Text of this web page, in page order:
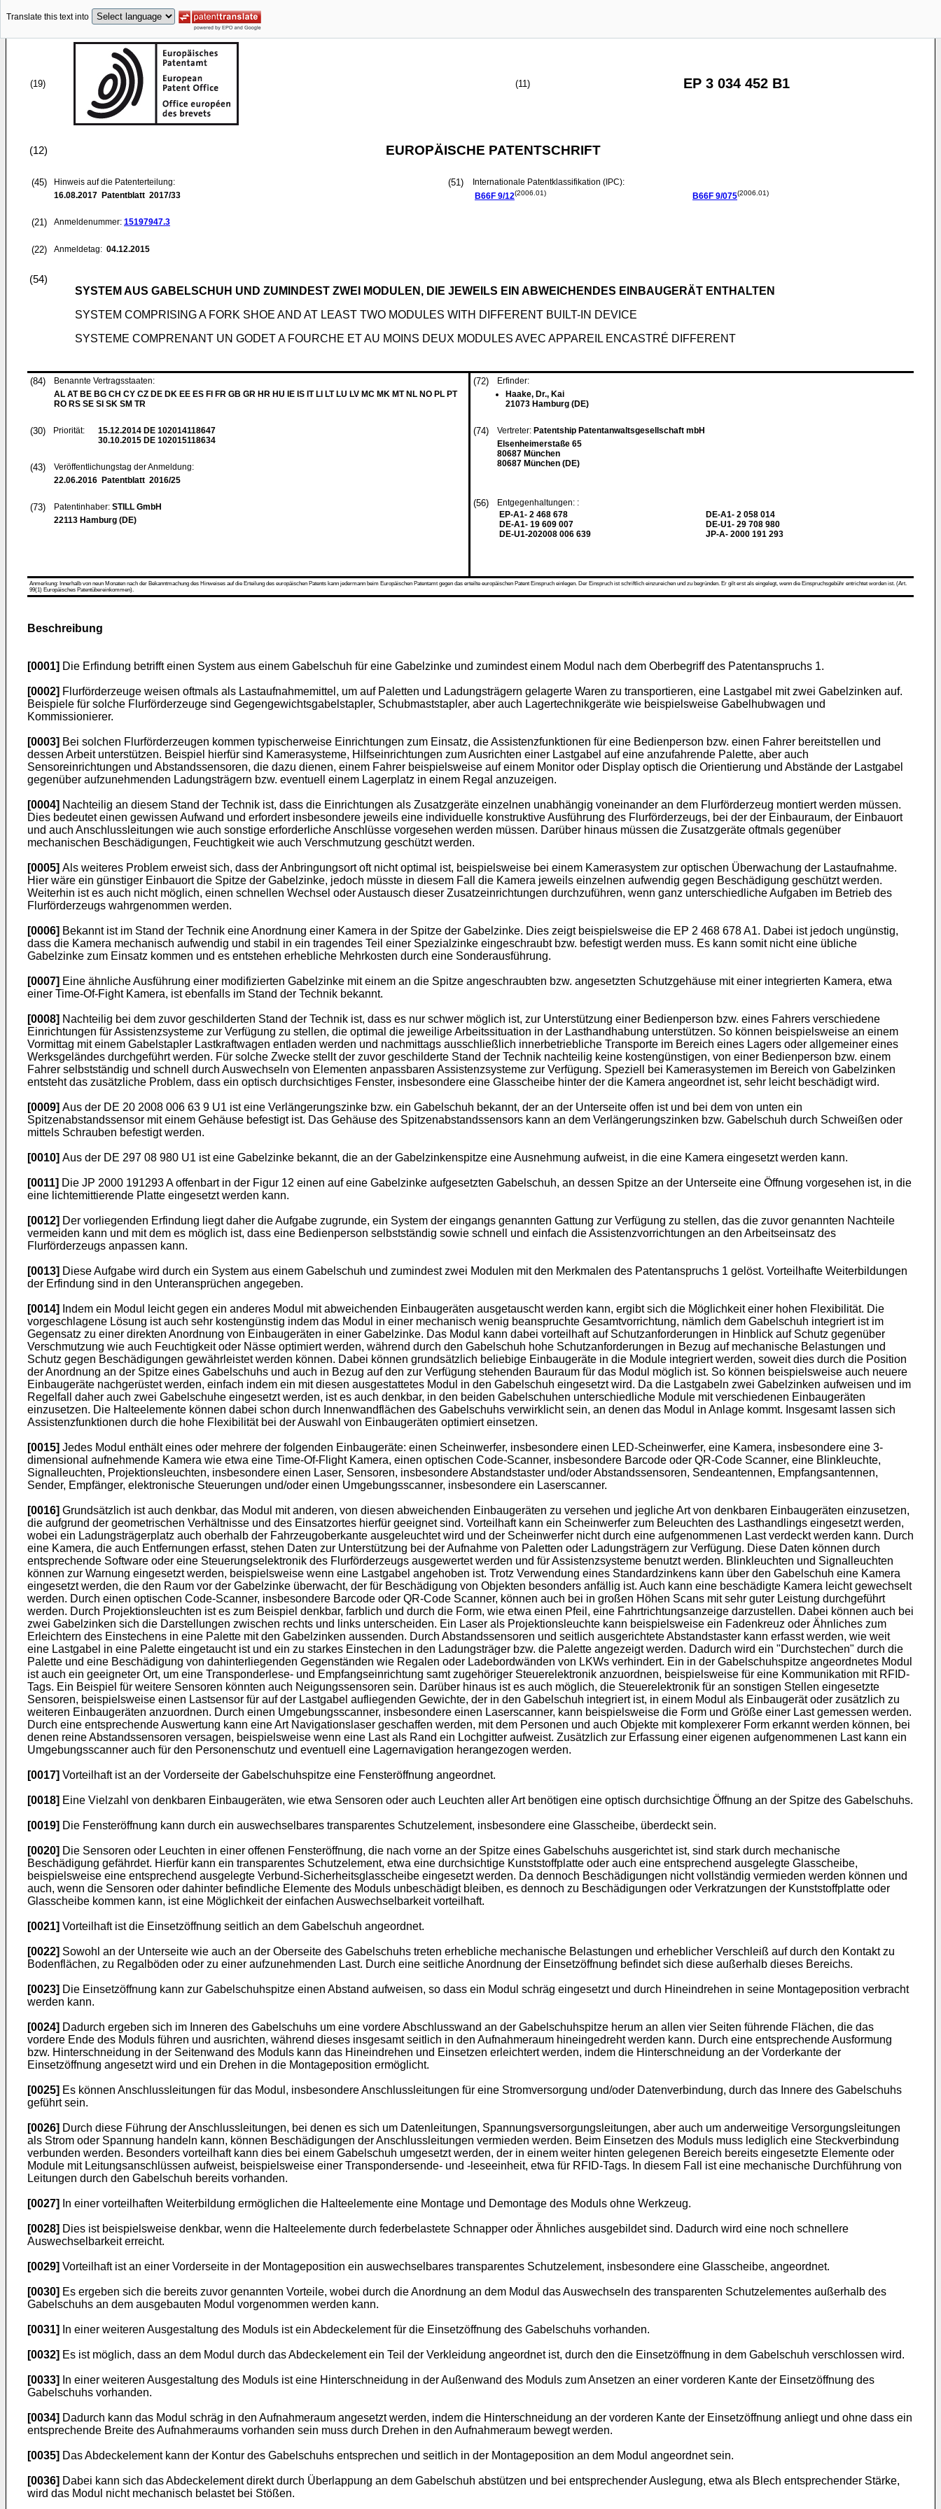
Translate this text into
(19) (11) EP 3 034 452 B1
(12) EUROPÄISCHE PATENTSCHRIFT
(45)
Hinweis auf die Patenterteilung:
16.08.2017 Patentblatt 2017/33
(21) Anmeldenummer: 15197947.3
(22) Anmeldetag: 04.12.2015
(51)
Internationale Patentklassifikation (IPC):
B66F 9/12(2006.01) B66F 9/075(2006.01)
(54)
SYSTEM AUS GABELSCHUH UND ZUMINDEST ZWEI MODULEN, DIE JEWEILS EIN ABWEICHENDES EINBAUGERÄT ENTHALTEN
SYSTEM COMPRISING A FORK SHOE AND AT LEAST TWO MODULES WITH DIFFERENT BUILT-IN DEVICE
SYSTEME COMPRENANT UN GODET A FOURCHE ET AU MOINS DEUX MODULES AVEC APPAREIL ENCASTRÉ DIFFERENT
(84)
Benannte Vertragsstaaten:
AL AT BE BG CH CY CZ DE DK EE ES FI FR GB GR HR HU IE IS IT LI LT LU LV MC MK MT NL NO PL PT
RO RS SE SI SK SM TR
(30) Priorität: 15.12.2014 DE 102014118647
30.10.2015 DE 102015118634
(43)
Veröffentlichungstag der Anmeldung:
22.06.2016 Patentblatt 2016/25
(73) Patentinhaber: STILL GmbH
22113 Hamburg (DE)
(72)
Erfinder:
Haake, Dr., Kai
21073 Hamburg (DE)
(74) Vertreter: Patentship Patentanwaltsgesellschaft mbH
Elsenheimerstaße 65
80687 München
80687 München (DE)
(56)
Entgegenhaltungen: :
EP-A1- 2 468 678
DE-A1- 19 609 007
DE-U1-202008 006 639
DE-A1- 2 058 014
DE-U1- 29 708 980
JP-A- 2000 191 293
Anmerkung: Innerhalb von neun Monaten nach der Bekanntmachung des Hinweises auf die Erteilung des europäischen Patents kann jedermann beim Europäischen Patentamt gegen das erteilte europäischen Patent Einspruch einlegen. Der Einspruch ist schriftlich einzureichen und zu begründen. Er gilt erst als eingelegt, wenn die Einspruchsgebühr entrichtet worden ist. (Art.
99(1) Europäisches Patentübereinkommen).
Beschreibung
[0001] Die Erfindung betrifft einen System aus einem Gabelschuh für eine Gabelzinke und zumindest einem Modul nach dem Oberbegriff des Patentanspruchs 1.
[0002] Flurförderzeuge weisen oftmals als Lastaufnahmemittel, um auf Paletten und Ladungsträgern gelagerte Waren zu transportieren, eine Lastgabel mit zwei Gabelzinken auf.
Beispiele für solche Flurförderzeuge sind Gegengewichtsgabelstapler, Schubmaststapler, aber auch Lagertechnikgeräte wie beispielsweise Gabelhubwagen und
Kommissionierer.
[0003] Bei solchen Flurförderzeugen kommen typischerweise Einrichtungen zum Einsatz, die Assistenzfunktionen für eine Bedienperson bzw. einen Fahrer bereitstellen und
dessen Arbeit unterstützen. Beispiel hierfür sind Kamerasysteme, Hilfseinrichtungen zum Ausrichten einer Lastgabel auf eine anzufahrende Palette, aber auch
Sensoreinrichtungen und Abstandssensoren, die dazu dienen, einem Fahrer beispielsweise auf einem Monitor oder Display optisch die Orientierung und Abstände der Lastgabel
gegenüber aufzunehmenden Ladungsträgern bzw. eventuell einem Lagerplatz in einem Regal anzuzeigen.
[0004] Nachteilig an diesem Stand der Technik ist, dass die Einrichtungen als Zusatzgeräte einzelnen unabhängig voneinander an dem Flurförderzeug montiert werden müssen.
Dies bedeutet einen gewissen Aufwand und erfordert insbesondere jeweils eine individuelle konstruktive Ausführung des Flurförderzeugs, bei der der Einbauraum, der Einbauort
und auch Anschlussleitungen wie auch sonstige erforderliche Anschlüsse vorgesehen werden müssen. Darüber hinaus müssen die Zusatzgeräte oftmals gegenüber
mechanischen Beschädigungen, Feuchtigkeit wie auch Verschmutzung geschützt werden.
[0005] Als weiteres Problem erweist sich, dass der Anbringungsort oft nicht optimal ist, beispielsweise bei einem Kamerasystem zur optischen Überwachung der Lastaufnahme.
Hier wäre ein günstiger Einbauort die Spitze der Gabelzinke, jedoch müsste in diesem Fall die Kamera jeweils einzelnen aufwendig gegen Beschädigung geschützt werden.
Weiterhin ist es auch nicht möglich, einen schnellen Wechsel oder Austausch dieser Zusatzeinrichtungen durchzuführen, wenn ganz unterschiedliche Aufgaben im Betrieb des
Flurförderzeugs wahrgenommen werden.
[0006] Bekannt ist im Stand der Technik eine Anordnung einer Kamera in der Spitze der Gabelzinke. Dies zeigt beispielsweise die EP 2 468 678 A1. Dabei ist jedoch ungünstig,
dass die Kamera mechanisch aufwendig und stabil in ein tragendes Teil einer Spezialzinke eingeschraubt bzw. befestigt werden muss. Es kann somit nicht eine übliche
Gabelzinke zum Einsatz kommen und es entstehen erhebliche Mehrkosten durch eine Sonderausführung.
[0007] Eine ähnliche Ausführung einer modifizierten Gabelzinke mit einem an die Spitze angeschraubten bzw. angesetzten Schutzgehäuse mit einer integrierten Kamera, etwa
einer Time-Of-Fight Kamera, ist ebenfalls im Stand der Technik bekannt.
[0008] Nachteilig bei dem zuvor geschilderten Stand der Technik ist, dass es nur schwer möglich ist, zur Unterstützung einer Bedienperson bzw. eines Fahrers verschiedene
Einrichtungen für Assistenzsysteme zur Verfügung zu stellen, die optimal die jeweilige Arbeitssituation in der Lasthandhabung unterstützen. So können beispielsweise an einem
Vormittag mit einem Gabelstapler Lastkraftwagen entladen werden und nachmittags ausschließlich innerbetriebliche Transporte im Bereich eines Lagers oder allgemeiner eines
Werksgeländes durchgeführt werden. Für solche Zwecke stellt der zuvor geschilderte Stand der Technik nachteilig keine kostengünstigen, von einer Bedienperson bzw. einem
Fahrer selbstständig und schnell durch Auswechseln von Elementen anpassbaren Assistenzsysteme zur Verfügung. Speziell bei Kamerasystemen im Bereich von Gabelzinken
entsteht das zusätzliche Problem, dass ein optisch durchsichtiges Fenster, insbesondere eine Glasscheibe hinter der die Kamera angeordnet ist, sehr leicht beschädigt wird.
[0009] Aus der DE 20 2008 006 63 9 U1 ist eine Verlängerungszinke bzw. ein Gabelschuh bekannt, der an der Unterseite offen ist und bei dem von unten ein
Spitzenabstandssensor mit einem Gehäuse befestigt ist. Das Gehäuse des Spitzenabstandssensors kann an dem Verlängerungszinken bzw. Gabelschuh durch Schweißen oder
mittels Schrauben befestigt werden.
[0010] Aus der DE 297 08 980 U1 ist eine Gabelzinke bekannt, die an der Gabelzinkenspitze eine Ausnehmung aufweist, in die eine Kamera eingesetzt werden kann.
[0011] Die JP 2000 191293 Aoffenbart in der Figur 12 einen auf eine Gabelzinke aufgesetzten Gabelschuh, an dessen Spitze an der Unterseite eine Öffnung vorgesehen ist, in die
eine lichtemittierende Platte eingesetzt werden kann.
[0012] Der vorliegenden Erfindung liegt daher die Aufgabe zugrunde, ein System der eingangs genannten Gattung zur Verfügung zu stellen, das die zuvor genannten Nachteile
vermeiden kann und mit dem es möglich ist, dass eine Bedienperson selbstständig sowie schnell und einfach die Assistenzvorrichtungen an den Arbeitseinsatz des
Flurförderzeugs anpassen kann.
[0013] Diese Aufgabe wird durch ein System aus einem Gabelschuh und zumindest zwei Modulen mit den Merkmalen des Patentanspruchs 1 gelöst. Vorteilhafte Weiterbildungen
der Erfindung sind in den Unteransprüchen angegeben.
[0014]
Indem ein Modul leicht gegen ein anderes Modul mit abweichenden Einbaugeräten ausgetauscht werden kann, ergibt sich die Möglichkeit einer hohen Flexibilität. Die
vorgeschlagene Lösung ist auch sehr kostengünstig indem das Modul in einer mechanisch wenig beanspruchte Gesamtvorrichtung, nämlich dem Gabelschuh integriert ist im
Gegensatz zu einer direkten Anordnung von Einbaugeräten in einer Gabelzinke. Das Modul kann dabei vorteilhaft auf Schutzanforderungen in Hinblick auf Schutz gegenüber
Verschmutzung wie auch Feuchtigkeit oder Nässe optimiert werden, während durch den Gabelschuh hohe Schutzanforderungen in Bezug auf mechanische Belastungen und
Schutz gegen Beschädigungen gewährleistet werden können. Dabei können grundsätzlich beliebige Einbaugeräte in die Module integriert werden, soweit dies durch die Position
der Anordnung an der Spitze eines Gabelschuhs und auch in Bezug auf den zur Verfügung stehenden Bauraum für das Modul möglich ist. So können beispielsweise auch neuere
Einbaugeräte nachgerüstet werden, einfach indem ein mit diesen ausgestattetes Modul in den Gabelschuh eingesetzt wird. Da die Lastgabeln zwei Gabelzinken aufweisen und im
Regelfall daher auch zwei Gabelschuhe eingesetzt werden, ist es auch denkbar, in den beiden Gabelschuhen unterschiedliche Module mit verschiedenen Einbaugeräten
einzusetzen. Die Halteelemente können dabei schon durch Innenwandflächen des Gabelschuhs verwirklicht sein, an denen das Modul in Anlage kommt. Insgesamt lassen sich
Assistenzfunktionen durch die hohe Flexibilität bei der Auswahl von Einbaugeräten optimiert einsetzen.
[0015] Jedes Modul enthält eines oder mehrere der folgenden Einbaugeräte: einen Scheinwerfer, insbesondere einen LED-Scheinwerfer, eine Kamera, insbesondere eine 3-
dimensional aufnehmende Kamera wie etwa eine Time-Of-Flight Kamera, einen optischen Code-Scanner, insbesondere Barcode oder QR-Code Scanner, eine Blinkleuchte,
Signalleuchten, Projektionsleuchten, insbesondere einen Laser, Sensoren, insbesondere Abstandstaster und/oder Abstandssensoren, Sendeantennen, Empfangsantennen,
Sender, Empfänger, elektronische Steuerungen und/oder einen Umgebungsscanner, insbesondere ein Laserscanner.
[0016] Grundsätzlich ist auch denkbar, das Modul mit anderen, von diesen abweichenden Einbaugeräten zu versehen und jegliche Art von denkbaren Einbaugeräten einzusetzen,
die aufgrund der geometrischen Verhältnisse und des Einsatzortes hierfür geeignet sind. Vorteilhaft kann ein Scheinwerfer zum Beleuchten des Lasthandlings eingesetzt werden,
wobei ein Ladungsträgerplatz auch oberhalb der Fahrzeugoberkante ausgeleuchtet wird und der Scheinwerfer nicht durch eine aufgenommenen Last verdeckt werden kann. Durch
eine Kamera, die auch Entfernungen erfasst, stehen Daten zur Unterstützung bei der Aufnahme von Paletten oder Ladungsträgern zur Verfügung. Diese Daten können durch
entsprechende Software oder eine Steuerungselektronik des Flurförderzeugs ausgewertet werden und für Assistenzsysteme benutzt werden. Blinkleuchten und Signalleuchten
können zur Warnung eingesetzt werden, beispielsweise wenn eine Lastgabel angehoben ist. Trotz Verwendung eines Standardzinkens kann über den Gabelschuh eine Kamera
eingesetzt werden, die den Raum vor der Gabelzinke überwacht, der für Beschädigung von Objekten besonders anfällig ist. Auch kann eine beschädigte Kamera leicht gewechselt
werden. Durch einen optischen Code-Scanner, insbesondere Barcode oder QR-Code Scanner, können auch bei in großen Höhen Scans mit sehr guter Leistung durchgeführt
werden. Durch Projektionsleuchten ist es zum Beispiel denkbar, farblich und durch die Form, wie etwa einen Pfeil, eine Fahrtrichtungsanzeige darzustellen. Dabei können auch bei
zwei Gabelzinken sich die Darstellungen zwischen rechts und links unterscheiden. Ein Laser als Projektionsleuchte kann beispielsweise ein Fadenkreuz oder Ähnliches zum
Erleichtern des Einstechens in eine Palette mit den Gabelzinken aussenden. Durch Abstandssensoren und seitlich ausgerichtete Abstandstaster kann erfasst werden, wie weit
eine Lastgabel in eine Palette eingetaucht ist und ein zu starkes Einstechen in den Ladungsträger bzw. die Palette angezeigt werden. Dadurch wird ein "Durchstechen" durch die
Palette und eine Beschädigung von dahinterliegenden Gegenständen wie Regalen oder Ladebordwänden von LKWs verhindert. Ein in der Gabelschuhspitze angeordnetes Modul
ist auch ein geeigneter Ort, um eine Transponderlese- und Empfangseinrichtung samt zugehöriger Steuerelektronik anzuordnen, beispielsweise für eine Kommunikation mit RFID-
Tags. Ein Beispiel für weitere Sensoren könnten auch Neigungssensoren sein. Darüber hinaus ist es auch möglich, die Steuerelektronik für an sonstigen Stellen eingesetzte
Sensoren, beispielsweise einen Lastsensor für auf der Lastgabel aufliegenden Gewichte, der in den Gabelschuh integriert ist, in einem Modul als Einbaugerät oder zusätzlich zu
weiteren Einbaugeräten anzuordnen. Durch einen Umgebungsscanner, insbesondere einen Laserscanner, kann beispielsweise die Form und Größe einer Last gemessen werden.
Durch eine entsprechende Auswertung kann eine Art Navigationslaser geschaffen werden, mit dem Personen und auch Objekte mit komplexerer Form erkannt werden können, bei
denen reine Abstandssensoren versagen, beispielsweise wenn eine Last als Rand ein Lochgitter aufweist. Zusätzlich zur Erfassung einer eigenen aufgenommenen Last kann ein
Umgebungsscanner auch für den Personenschutz und eventuell eine Lagernavigation herangezogen werden.
[0017] Vorteilhaft ist an der Vorderseite der Gabelschuhspitze eine Fensteröffnung angeordnet.
[0018] Eine Vielzahl von denkbaren Einbaugeräten, wie etwa Sensoren oder auch Leuchten aller Art benötigen eine optisch durchsichtige Öffnung an der Spitze des Gabelschuhs.
[0019] Die Fensteröffnung kann durch ein auswechselbares transparentes Schutzelement, insbesondere eine Glasscheibe, überdeckt sein.
[0020] Die Sensoren oder Leuchten in einer offenen Fensteröffnung, die nach vorne an der Spitze eines Gabelschuhs ausgerichtet ist, sind stark durch mechanische
Beschädigung gefährdet. Hierfür kann ein transparentes Schutzelement, etwa eine durchsichtige Kunststoffplatte oder auch eine entsprechend ausgelegte Glasscheibe,
beispielsweise eine entsprechend ausgelegte Verbund-Sicherheitsglasscheibe eingesetzt werden. Da dennoch Beschädigungen nicht vollständig vermieden werden können und
auch, wenn die Sensoren oder dahinter befindliche Elemente des Moduls unbeschädigt bleiben, es dennoch zu Beschädigungen oder Verkratzungen der Kunststoffplatte oder
Glasscheibe kommen kann, ist eine Möglichkeit der einfachen Auswechselbarkeit vorteilhaft.
[0021] Vorteilhaft ist die Einsetzöffnung seitlich an dem Gabelschuh angeordnet.
[0022] Sowohl an der Unterseite wie auch an der Oberseite des Gabelschuhs treten erhebliche mechanische Belastungen und erheblicher Verschleiß auf durch den Kontakt zu
Bodenflächen, zu Regalböden oder zu einer aufzunehmenden Last. Durch eine seitliche Anordnung der Einsetzöffnung befindet sich diese außerhalb dieses Bereichs.
[0023] Die Einsetzöffnung kann zur Gabelschuhspitze einen Abstand aufweisen, so dass ein Modul schräg eingesetzt und durch Hineindrehen in seine Montageposition verbracht
werden kann.
[0024] Dadurch ergeben sich im Inneren des Gabelschuhs um eine vordere Abschlusswand an der Gabelschuhspitze herum an allen vier Seiten führende Flächen, die das
vordere Ende des Moduls führen und ausrichten, während dieses insgesamt seitlich in den Aufnahmeraum hineingedreht werden kann. Durch eine entsprechende Ausformung
bzw. Hinterschneidung in der Seitenwand des Moduls kann das Hineindrehen und Einsetzen erleichtert werden, indem die Hinterschneidung an der Vorderkante der
Einsetzöffnung angesetzt wird und ein Drehen in die Montageposition ermöglicht.
[0025] Es können Anschlussleitungen für das Modul, insbesondere Anschlussleitungen für eine Stromversorgung und/oder Datenverbindung, durch das Innere des Gabelschuhs
geführt sein.
[0026] Durch diese Führung der Anschlussleitungen, bei denen es sich um Datenleitungen, Spannungsversorgungsleitungen, aber auch um anderweitige Versorgungsleitungen
als Strom oder Spannung handeln kann, können Beschädigungen der Anschlussleitungen vermieden werden. Beim Einsetzen des Moduls muss lediglich eine Steckverbindung
verbunden werden. Besonders vorteilhaft kann dies bei einem Gabelschuh umgesetzt werden, der in einem weiter hinten gelegenen Bereich bereits eingesetzte Elemente oder
Module mit Leitungsanschlüssen aufweist, beispielsweise einer Transpondersende- und -leseeinheit, etwa für RFID-Tags. In diesem Fall ist eine mechanische Durchführung von
Leitungen durch den Gabelschuh bereits vorhanden.
[0027] In einer vorteilhaften Weiterbildung ermöglichen die Halteelemente eine Montage und Demontage des Moduls ohne Werkzeug.
[0028] Dies ist beispielsweise denkbar, wenn die Halteelemente durch federbelastete Schnapper oder Ähnliches ausgebildet sind. Dadurch wird eine noch schnellere
Auswechselbarkeit erreicht.
[0029] Vorteilhaft ist an einer Vorderseite in der Montageposition ein auswechselbares transparentes Schutzelement, insbesondere eine Glasscheibe, angeordnet.
[0030] Es ergeben sich die bereits zuvor genannten Vorteile, wobei durch die Anordnung an dem Modul das Auswechseln des transparenten Schutzelementes außerhalb des
Gabelschuhs an dem ausgebauten Modul vorgenommen werden kann.
[0031] In einer weiteren Ausgestaltung des Moduls ist ein Abdeckelement für die Einsetzöffnung des Gabelschuhs vorhanden.
[0032] Es ist möglich, dass an dem Modul durch das Abdeckelement ein Teil der Verkleidung angeordnet ist, durch den die Einsetzöffnung in dem Gabelschuh verschlossen wird.
[0033]
In einer weiteren Ausgestaltung des Moduls ist eine Hinterschneidung in der Außenwand des Moduls zum Ansetzen an einer vorderen Kante der Einsetzöffnung des
Gabelschuhs vorhanden.
[0034] Dadurch kann das Modul schräg in den Aufnahmeraum angesetzt werden, indem die Hinterschneidung an der vorderen Kante der Einsetzöffnung anliegt und ohne dass ein
entsprechende Breite des Aufnahmeraums vorhanden sein muss durch Drehen in den Aufnahmeraum bewegt werden.
[0035] Das Abdeckelement kann der Kontur des Gabelschuhs entsprechen und seitlich in der Montageposition an dem Modul angeordnet sein.
[0036] Dabei kann sich das Abdeckelement direkt durch Überlappung an dem Gabelschuh abstützen und bei entsprechender Auslegung, etwa als Blech entsprechender Stärke,
wird das Modul nicht mechanisch belastet bei Stößen.